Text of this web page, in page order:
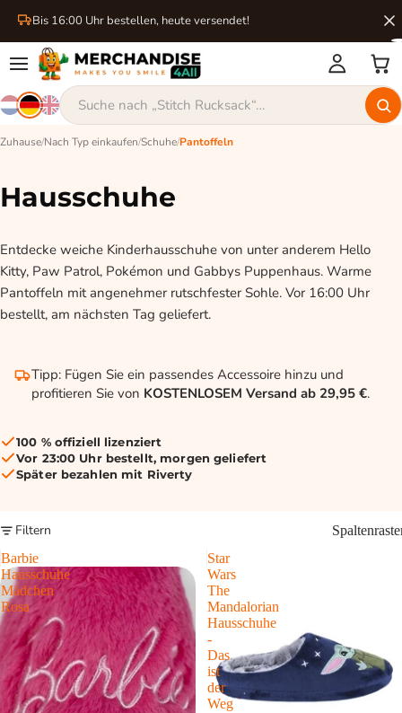
Bis 16:00 Uhr bestellen, heute versendet!
Zuhause/Nach Typ einkaufen/Schuhe/Pantoffeln
Hausschuhe
Entdecke weiche Kinderhausschuhe von unter anderem Hello
Kitty, Paw Patrol, Pokémon und Gabbys Puppenhaus. Warme
Pantoffeln mit angenehmer rutschfester Sohle. Vor 16:00 Uhr
bestellt, am nächsten Tag geliefert.
Tipp: Fügen Sie ein passendes Accessoire hinzu und
profitieren Sie von KOSTENLOSEM Versand ab 29,95 €.
100 % offiziell lizenziert
Vor 23:00 Uhr bestellt, morgen geliefert
Später bezahlen mit Riverty
Filtern
Barbie
Hausschuhe
Mädchen
Rosa
Star
Wars
The
Mandalorian
Hausschuhe
-
Das
ist
der
Weg